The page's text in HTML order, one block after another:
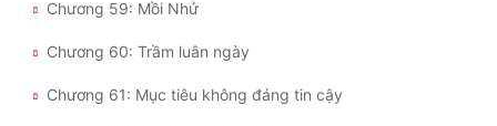
Điềm ĐạmChương 59: Mồi Nhử
Chương 60: Trầm luân ngày
Chương 61: Mục tiêu không đáng tin cậy